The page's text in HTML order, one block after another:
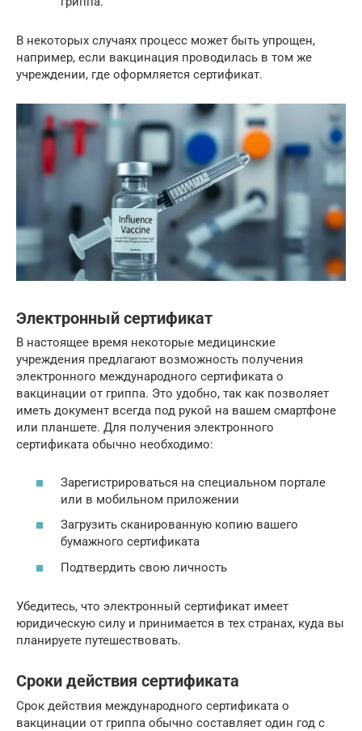
В некоторых случаях процесс может быть упрощен,
например, если вакцинация проводилась в том же
учреждении, где оформляется сертификат.
Электронный сертификат
В настоящее время некоторые медицинские
учреждения предлагают возможность получения
электронного международного сертификата о
вакцинации от гриппа. Это удобно, так как позволяет
иметь документ всегда под рукой на вашем смартфоне
или планшете. Для получения электронного
сертификата обычно необходимо:
Зарегистрироваться на специальном портале
или в мобильном приложении
Загрузить сканированную копию вашего
бумажного сертификата
Подтвердить свою личность
Убедитесь, что электронный сертификат имеет
юридическую силу и принимается в тех странах, куда вы
планируете путешествовать.
Сроки действия сертификата
Срок действия международного сертификата о
вакцинации от гриппа обычно составляет один год с